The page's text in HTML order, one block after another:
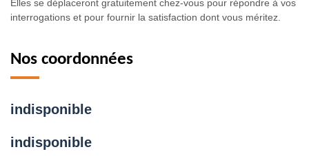
Elles se déplaceront gratuitement chez-vous pour répondre à vos
interrogations et pour fournir la satisfaction dont vous méritez.
Nos coordonnées
indisponible
indisponible